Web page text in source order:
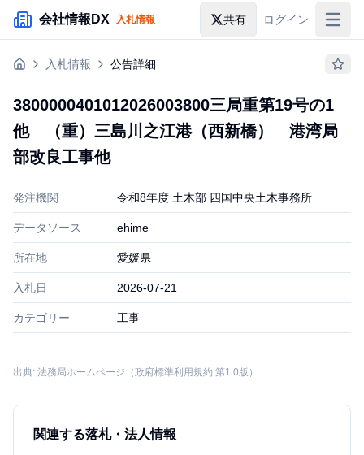
メインコンテンツにスキップ
会社情報DX 入札情報 共有 ログイン
入札情報
助成金・補助金
企業検索
入札情報 公告詳細
3800000401012026003800三局重第19号の1
他 （重）三島川之江港（西新橋） 港湾局
部改良工事他
発注機関 令和8年度 土木部 四国中央土木事務所
データソース ehime
所在地 愛媛県
入札日 2026-07-21
カテゴリー 工事
出典: 法務局ホームページ（政府標準利用規約 第1.0版）
関連する落札・法人情報